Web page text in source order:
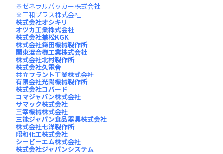
ゼネラルパッカー株式会社
三和プラス株式会社
株式会社オシキリ
オツカ工業株式会社
株式会社兼松KGK
株式会社鎌田機械製作所
関東混合機工業株式会社
株式会社北村製作所
株式会社久電舎
共立プラント工業株式会社
有限会社光陽機械製作所
株式会社コバード
コマジャパン株式会社
サマック株式会社
三幸機械株式会社
三能ジャパン食品器具株式会社
株式会社七洋製作所
昭和化工株式会社
シービーエム株式会社
株式会社ジャパンシステム